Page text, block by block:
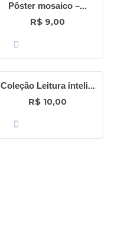
Pôster mosaico –...
R$ 9,00
Coleção Leitura inteli...
R$ 10,00